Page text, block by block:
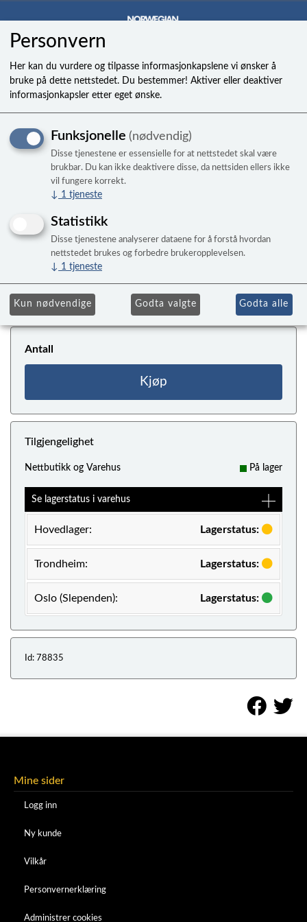
BODY,MINI JET til FreeFlow
Kr 285,00
Antall
Kjøp
Tilgjengelighet
Nettbutikk og Varehus På lager
Se lagerstatus i varehus
Hovedlager: Lagerstatus:
Trondheim: Lagerstatus:
Oslo (Slependen): Lagerstatus:
Id: 78835
Mine sider
Logg inn
Ny kunde
Vilkår
Personvernerklæring
Administrer cookies
Personvern
Her kan du vurdere og tilpasse informasjonkapslene vi ønsker å
bruke på dette nettstedet. Du bestemmer! Aktiver eller deaktiver
informasjonkapsler etter eget ønske.
Funksjonelle (nødvendig)
Disse tjenestene er essensielle for at nettstedet skal være
brukbar. Du kan ikke deaktivere disse, da nettsiden ellers ikke
vil fungere korrekt.
↓ 1 tjeneste
Statistikk
Disse tjenestene analyserer dataene for å forstå hvordan
nettstedet brukes og forbedre brukeropplevelsen.
↓ 1 tjeneste
Kun nødvendige Godta valgte Godta alle